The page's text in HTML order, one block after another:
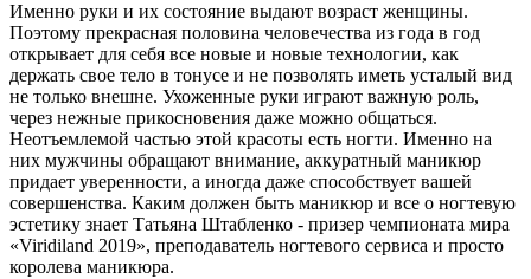
Именно руки и их состояние выдают возраст женщины.
Поэтому прекрасная половина человечества из года в год
открывает для себя все новые и новые технологии, как
держать свое тело в тонусе и не позволять иметь усталый вид
не только внешне. Ухоженные руки играют важную роль,
через нежные прикосновения даже можно общаться.
Неотъемлемой частью этой красоты есть ногти. Именно на
них мужчины обращают внимание, аккуратный маникюр
придает уверенности, а иногда даже способствует вашей
совершенства. Каким должен быть маникюр и все о ногтевую
эстетику знает Татьяна Штабленко - призер чемпионата мира
«Viridiland 2019», преподаватель ногтевого сервиса и просто
королева маникюра.